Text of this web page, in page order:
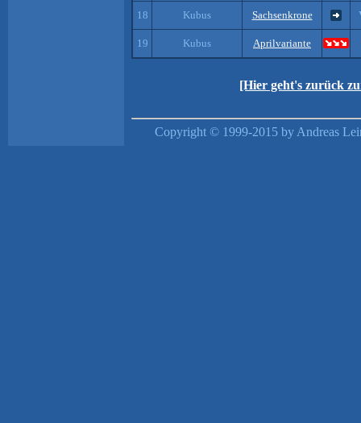
18 Kubus Sachsenkrone
19 Kubus Aprilvariante
[Hier geht's zurück
Copyright © 1999-2015 by Andreas